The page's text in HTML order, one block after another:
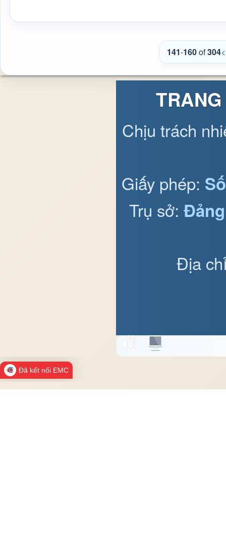
141-160of304<
Chịu trách
Giấy phép:
Trụ sở:
Địa
Đã kết nối EMC